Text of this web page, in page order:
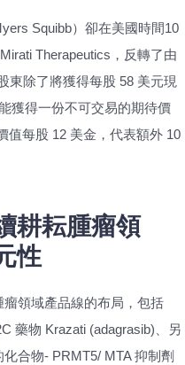
Squibb）卻在美國時間10
Therapeutics，反轉了由
東除了將獲得每股 58 美元現
獲得一份不可交易的期待價
值每股 12 美金，代表額外 10
耕耘腫瘤領
性
領域產品線的布局，包括
藥物 Krazati (adagrasib)、另
合物- PRMT5/ MTA 抑制劑